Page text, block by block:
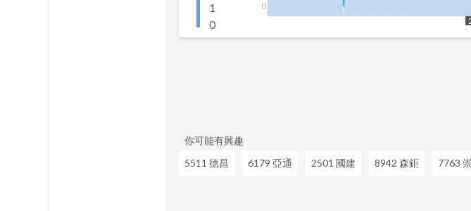
0
1 0
你可能有興趣
5511 德昌
6179 亞通 2501 國建 8942 森鉅 7763